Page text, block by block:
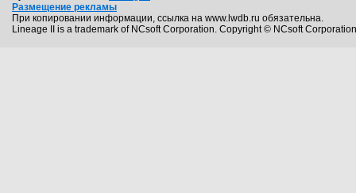
Размещение рекламы
При копировании информации, ссылка на www.lwdb.ru обязательна.
Lineage II is a trademark of NCsoft Corporation. Copyright © NCsoft